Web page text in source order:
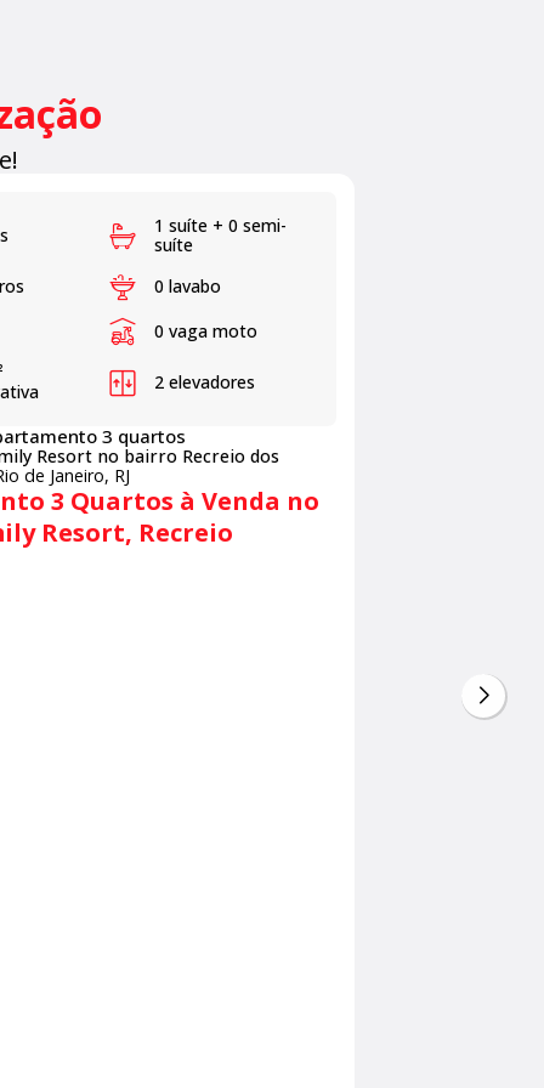
1 suíte + 0 semi-
suíte
0 lavabo
0 vaga moto
2 elevadores
3 quartos
Resort no bairro Recreio dos
de Janeiro, RJ
3 Quartos à Venda no
Resort, Recreio